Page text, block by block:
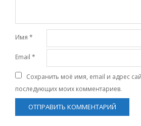
Имя *
Email *
Сохранить моё имя, email и адрес
последующих моих комментариев.